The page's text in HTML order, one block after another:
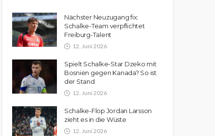
Nächster Neuzugang fix:
Schalke-Team verpflichtet
Freiburg-Talent
12. Juni 2026
Spielt Schalke-Star Dzeko mit
Bosnien gegen Kanada? So ist
der Stand
12. Juni 2026
Schalke-Flop Jordan Larsson
zieht es in die Wüste
12. Juni 2026